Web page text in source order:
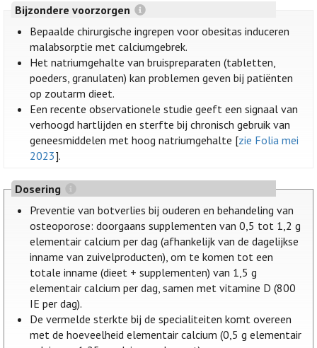
Bijzondere voorzorgen
Bepaalde chirurgische ingrepen voor obesitas induceren
malabsorptie met calciumgebrek.
Het natriumgehalte van bruispreparaten (tabletten,
poeders, granulaten) kan problemen geven bij patiënten
op zoutarm dieet.
Een recente observationele studie geeft een signaal van
verhoogd hartlijden en sterfte bij chronisch gebruik van
geneesmiddelen met hoog natriumgehalte [zie Folia mei
2023].
Dosering
Preventie van botverlies bij ouderen en behandeling van
osteoporose: doorgaans supplementen van 0,5 tot 1,2 g
elementair calcium per dag (afhankelijk van de dagelijkse
inname van zuivelproducten), om te komen tot een
totale inname (dieet + supplementen) van 1,5 g
elementair calcium per dag, samen met vitamine D (800
IE per dag).
De vermelde sterkte bij de specialiteiten komt overeen
met de hoeveelheid elementair calcium (0,5 g elementair